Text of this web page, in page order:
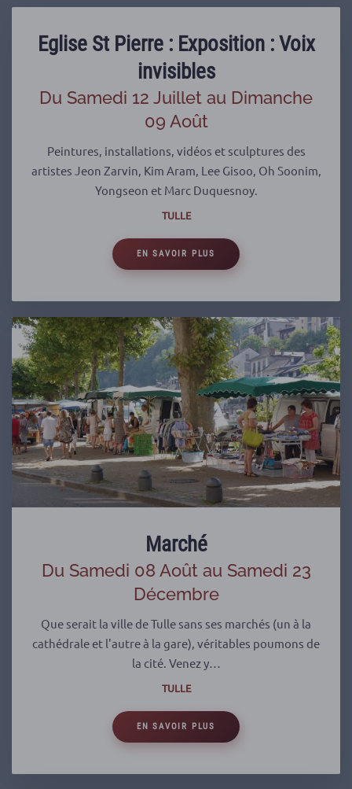
Eglise St Pierre : Exposition : Voix
invisibles
Du Samedi 12 Juillet au Dimanche
09 Août
Peintures, installations, vidéos et sculptures des
artistes Jeon Zarvin, Kim Aram, Lee Gisoo, Oh Soonim,
Yongseon et Marc Duquesnoy.
TULLE
EN SAVOIR PLUS
Marché
Du Samedi 08 Août au Samedi 23
Décembre
Que serait la ville de Tulle sans ses marchés (un à la
cathédrale et l'autre à la gare), véritables poumons de
la cité. Venez y…
TULLE
EN SAVOIR PLUS